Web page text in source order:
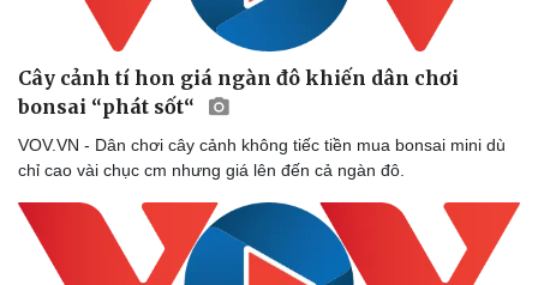
Nhi khoa
Nam khoa
Làm đẹp - giảm cân
Phòng mạch online
Ăn sạch sống khỏe
Cây cảnh tí hon giá ngàn đô khiến dân chơi
bonsai “phát sốt“
VOV.VN - Dân chơi cây cảnh không tiếc tiền mua bonsai mini dù
chỉ cao vài chục cm nhưng giá lên đến cả ngàn đô.